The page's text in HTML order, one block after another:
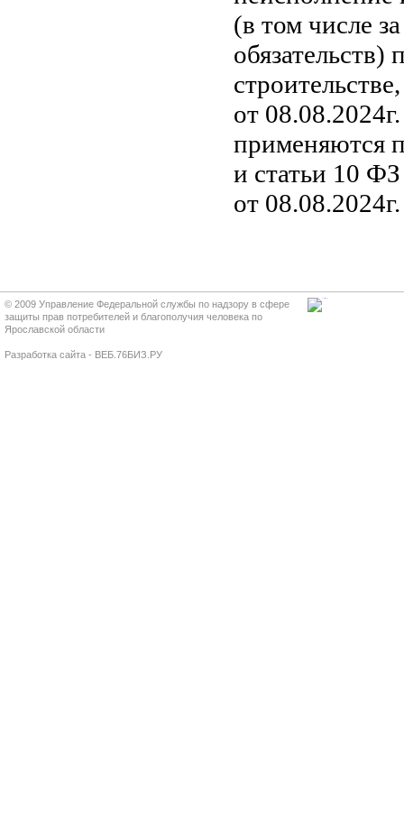
(в том числе
обязательств)
от
применяются
и статьи 10
от
© 2009 Управление Федеральной службы по надзору в сфере
защиты прав потребителей и благополучия человека по
Ярославской области
Разработка сайта - ВЕБ.76БИЗ.РУ